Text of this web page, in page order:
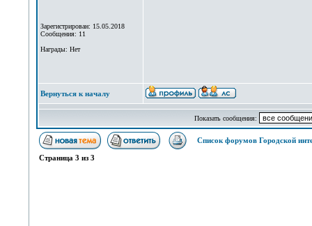
Зарегистрирован: 15.05.2018
Сообщения: 11
Награды: Нет
Вернуться к началу
Показать сообщения:
Список форумов Городской
Страница 3 из3